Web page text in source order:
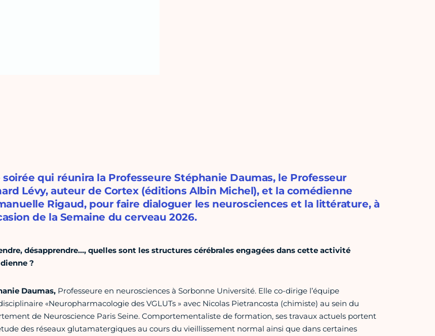
soirée qui réunira la Professeure Stéphanie Daumas, le Professeur
Lévy, auteur de Cortex (éditions Albin Michel), et la comédienne
Rigaud, pour faire dialoguer les neurosciences et la littérature, à
de la Semaine du cerveau 2026.
désapprendre…, quelles sont les structures cérébrales engagées dans cette activité
?
Daumas, Professeure en neurosciences à Sorbonne Université. Elle co-dirige l’équipe
«Neuropharmacologie des VGLUTs » avec Nicolas Pietrancosta (chimiste) au sein du
de Neuroscience Paris Seine. Comportementaliste de formation, ses travaux actuels portent
des réseaux glutamatergiques au cours du vieillissement normal ainsi que dans certaines